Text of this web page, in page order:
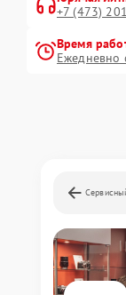
+7 (473)
Время
Ежедневно